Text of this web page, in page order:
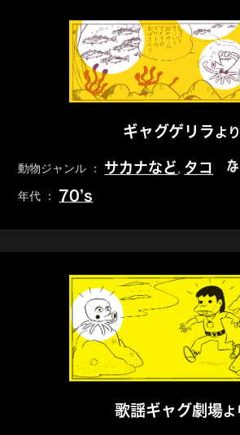
ギャグゲリラより
動物ジャンル ： サカナなど タコ
年代 ： 70’s
歌謡ギャグ劇場よ